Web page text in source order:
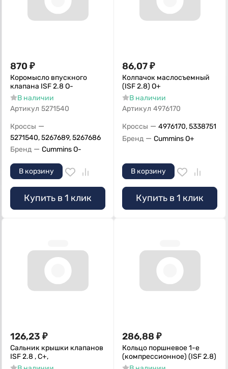
870 ₽
Коромысло впускного
клапана ISF 2.8 O-
В наличии
Артикул 5271540
Кроссы —
5271540, 5267689, 5267686
Бренд — Cummins O-
В корзину
Купить в 1 клик
86,07₽
Колпачок маслосъемный
(ISF 2.8) О+
В наличии
Артикул 4976170
Кроссы — 4976170, 5338751
Бренд — Cummins O+
В корзину
Купить в 1 клик
126,23 ₽
Сальник крышки клапанов
ISF 2.8 , С+,
286,88 ₽
Кольцо поршневое 1-е
(компрессионное) (ISF 2.8)